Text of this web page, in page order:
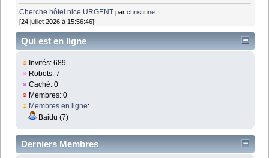
Cherche hôtel nice URGENT parchristinne
[24 juillet 2026 à 15:56:46]
Qui est en ligne
Invités: 689
Robots: 7
Caché: 0
Membres: 0
Membres en ligne:
Baidu (7)
Derniers Membres